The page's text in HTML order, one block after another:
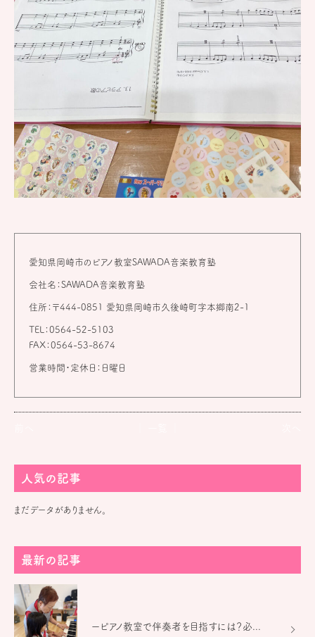
愛知県岡崎市のピアノ教室SAWADA音楽教育塾
会社名：SAWADA音楽教育塾
住所：〒444-0851 愛知県岡崎市久後崎町字本郷南2-1
TEL：0564-52-5103
FAX：0564-53-8674
営業時間・定休日：日曜日
人気の記事
まだデータがありません。
最新の記事
ーピアノ教室で伴奏者を目指すには？必...